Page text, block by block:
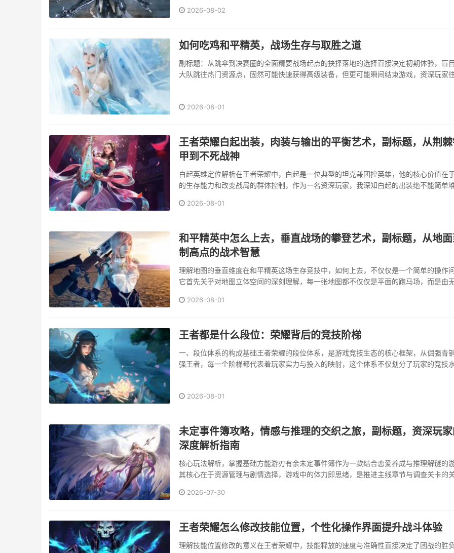
登录，完成对战，参与活动，过程本身变成了一···
2026-08-02
如何吃鸡和平精英，战场生存与取胜之道
副标题：从跳伞到决赛圈的全面精要战场起点的抉择落地的选择直接决定初期体验，盲
大队跳往热门资源点，固然可能快速获得高级装备，但更可能瞬间结束游戏，资深玩家
2026-08-01
王者荣耀白起出装，肉装与输出的平衡艺术，副标题，从荆
甲到不死战神
白起英雄定位解析在王者荣耀中，白起是一位典型的坦克兼团控英雄，他的核心价值在
的生存能力和改变战局的群体控制，作为一名资深玩家，我深知白起的出装绝不能简单
续航，冷却缩减以及强化嘲讽效果展开，理解这一点是构建所有出装思路的基石。核心出
2026-08-01
和平精英中怎么上去，垂直战场的攀登艺术，副标题，从地
制高点的战术智慧
理解地图的垂直维度在和平精英这场生存竞技中，如何上去，不仅仅是一个简单的操作问
它首先关乎对地图立体空间的深刻理解，每一张地图都不仅仅是平面的跑马场，而是由
场，作为资深玩家，我的第一课便是用眼睛去“阅读”地形，预判每一个高点可能带来的视
2026-08-01
王者都是什么段位：荣耀背后的竞技阶梯
一、段位体系的构成基础王者荣耀的段位体系，是游戏竞技生态的核心框架，从倔强青
强王者，每一个阶梯都代表着玩家实力与投入的映射，这个体系不仅划分了玩家的竞技
2026-08-01
未定事件簿攻略，情感与推理的交织之旅，副标题，资深玩
深度解析指南
核心玩法解析，掌握基础方能游刃有余未定事件簿作为一款结合恋爱养成与推理解谜的游
其核心在于资源管理与剧情选择，游戏中的体力即思绪，是推进主线章节与调查关卡的
使用，建议优先用于扩充背包或···
2026-07-30
王者荣耀怎么修改技能位置，个性化操作界面提升战斗体验
理解技能位置修改的意义在王者荣耀中，技能释放的速度与准确性直接决定了团战的胜